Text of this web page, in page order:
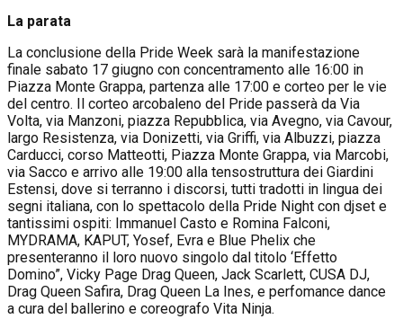
La parata
La conclusione della Pride Week sarà la manifestazione
finale sabato 17 giugno con concentramento alle 16:00 in
Piazza Monte Grappa, partenza alle 17:00 e corteo per le vie
del centro. Il corteo arcobaleno del Pride passerà da Via
Volta, via Manzoni, piazza Repubblica, via Avegno, via Cavour,
largo Resistenza, via Donizetti, via Griffi, via Albuzzi, piazza
Carducci, corso Matteotti, Piazza Monte Grappa, via Marcobi,
via Sacco e arrivo alle 19:00 alla tensostruttura dei Giardini
Estensi, dove si terranno i discorsi, tutti tradotti in lingua dei
segni italiana, con lo spettacolo della Pride Night con djset e
tantissimi ospiti: Immanuel Casto e Romina Falconi,
MYDRAMA, KAPUT, Yosef, Evra e Blue Phelix che
presenteranno il loro nuovo singolo dal titolo ‘Effetto
Domino”, Vicky Page Drag Queen, Jack Scarlett, CUSA DJ,
Drag Queen Safira, Drag Queen La Ines, e perfomance dance
a cura del ballerino e coreografo Vita Ninja.